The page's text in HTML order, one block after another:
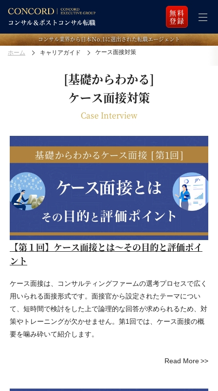
無料
登録
コンサル業界から日本Ｎo.1に選出された転職エージェント
ホーム キャリアガイド ケース面接対策
[基礎からわかる]
ケース面接対策
Case Interview
【第１回】ケース面接とは～その目的と評価ポイ
ント
ケース面接は、コンサルティングファームの選考プロセスで広く
用いられる面接形式です。面接官から設定されたテーマについ
て、短時間で検討をした上で論理的な回答が求められるため、対
策やトレーニングが欠かせません。第1回では、ケース面接の概
要を噛み砕いて紹介します。
Read More